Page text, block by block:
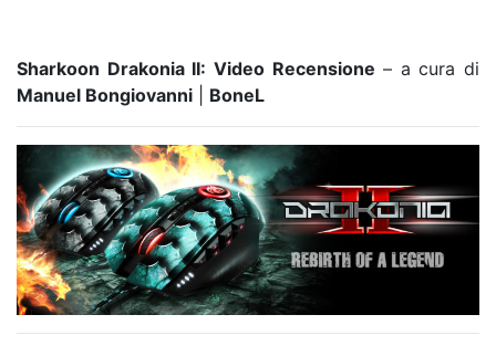
Sharkoon Drakonia II: Video Recensione – a cura di
Manuel Bongiovanni
BoneL